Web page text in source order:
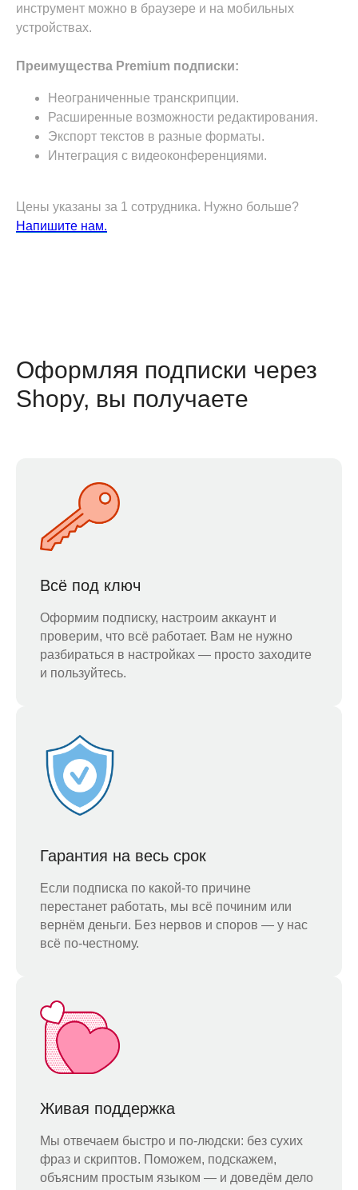
инструмент можно в браузере и на мобильных
устройствах.
Преимущества Premium подписки:
Неограниченные транскрипции.
Расширенные возможности редактирования.
Экспорт текстов в разные форматы.
Интеграция с видеоконференциями.
Цены указаны за 1 сотрудника. Нужно больше?
Напишите нам.
Оформляя подписки через
Shopy, вы получаете
Всё под ключ
Оформим подписку, настроим аккаунт и
проверим, что всё работает. Вам не нужно
разбираться в настройках — просто заходите
и пользуйтесь.
Гарантия на весь срок
Если подписка по какой-то причине
перестанет работать, мы всё починим или
вернём деньги. Без нервов и споров — у нас
всё по-честному.
Живая поддержка
Мы отвечаем быстро и по-людски: без сухих
фраз и скриптов. Поможем, подскажем,
объясним простым языком — и доведём дело